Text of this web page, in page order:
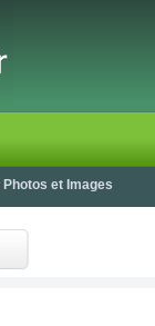
Photos et Images